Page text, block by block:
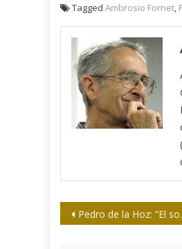
Tagged Ambrosio Fornet,
Navegación
Pedro de la Hoz: “El socialismo por principio tiene que ser antirracista”